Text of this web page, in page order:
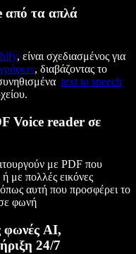
από τα απλά
, είναι σχεδιασμένος για
, διαβάζοντας το
text to speech
Voice reader σε
με PDF που
με πολλές εικόνες
όπως αυτή που προσφέρει το
φωνή
φωνές AI,
24/7